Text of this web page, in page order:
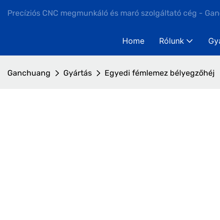
Precíziós CNC megmunkáló és maró szolgáltató cég -
Home Rólunk
Ganchuang Gyártás Egyedi fémlemez bélyegzőhéj